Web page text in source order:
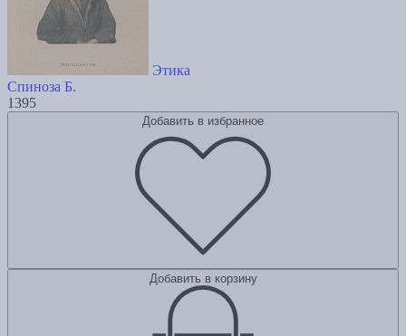
Этика
Спиноза Б.
1395
Добавить в избранное
Добавить в корзину